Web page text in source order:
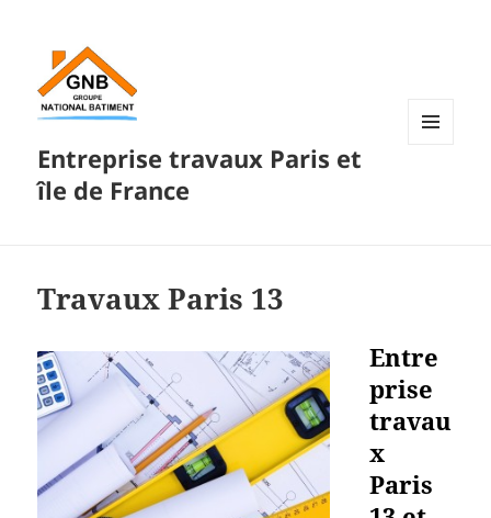
Entreprise travaux Paris et
île de France
Travaux Paris 13
Entre
prise
travau
x
Paris